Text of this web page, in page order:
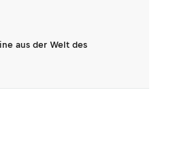
aus der Welt des